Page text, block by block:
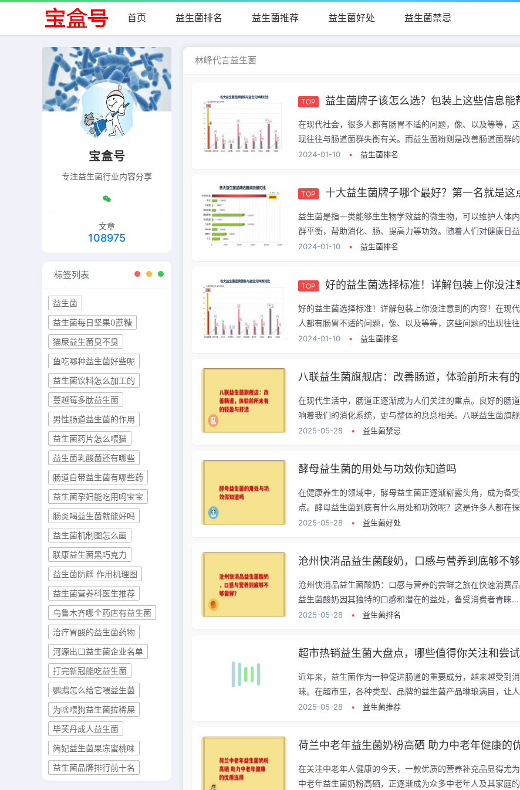
首页 益生菌排名 益生菌推荐 益生菌好处 益生菌禁忌
宝盒号
专注益生菌行业内容分享
文章
108975
标签列表
益生菌
益生菌每日坚果0蔗糖
猫屎益生菌臭不臭
鱼吃哪种益生菌好些呢
益生菌饮料怎么加工的
蔓越莓多肽益生菌
男性肠道益生菌的作用
益生菌药片怎么喂猫
益生菌乳酸菌还有哪些
肠道自带益生菌有哪些药
益生菌孕妇能吃用吗宝宝
肠炎喝益生菌就能好吗
益生菌机制图怎么画
联康益生菌黑巧克力
益生菌防龋 作用机理图
益生菌营养科医生推荐
乌鲁木齐哪个药店有益生菌
治疗胃酸的益生菌药物
河源出口益生菌企业名单
打完新冠能吃益生菌
鹦鹉怎么给它喂益生菌
为啥喂狗益生菌拉稀屎
毕芙丹成人益生菌
简妃益生菌果冻蜜桃味
益生菌品牌排行前十名
林峰代言益生菌
TOP 益生菌牌子该怎么选？包装上这些信息能
在现代社会，很多人都有肠胃不适的问题，像、以及等等，
现往往与肠道菌群失衡有关。而益生菌粉则是改善肠道菌群
2024-01-10 • 益生菌排名
TOP 十大益生菌牌子哪个最好？第一名就是这
益生菌是指一类能够生生物学效益的微生物，可以维护人体
群平衡，帮助消化、肠、提高力等功效。随着人们对健康日
2024-01-10 • 益生菌排名
TOP 好的益生菌选择标准！详解包装上你没注意到
好的益生菌选择标准！详解包装上你没注意到的内容！在现
人都有肠胃不适的问题，像、以及等等，这些问题的出现往
2024-01-10 • 益生菌排名
在现代生活中，肠道正逐渐成为人们关注的重点。良好的肠
响着我们的消化系统，更与整体的息息相关。八联益生菌旗
2025-05-28 • 益生菌禁忌
酵母益生菌的用处与功效你知道吗
在健康养生的领域中，酵母益生菌正逐渐崭露头角，成为备
点。酵母益生菌到底有什么用处和功效呢？这是许多人都在
2025-05-28 • 益生菌好处
沧州快消品益生菌酸奶，口感与营养到底够不够
沧州快消品益生菌酸奶：口感与营养的尝鲜之旅在快速消费品
益生菌酸奶因其独特的口感和潜在的益处，备受消费者青睐...
2025-05-28 • 益生菌排名
超市热销益生菌大盘点，哪些值得你关注和尝试
近年来，益生菌作为一种促进肠道的重要成分，越来越受到
睐。在超市里，各种类型、品牌的益生菌产品琳琅满目，让
2025-05-28 • 益生菌推荐
荷兰中老年益生菌奶粉高硒 助力中老年健康的
在关注中老年人健康的今天，一款优质的营养补充品显得尤
中老年益生菌奶粉高硒，正逐渐成为众多中老年人及其家庭